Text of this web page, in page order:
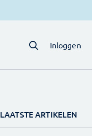
Inloggen
LAATSTE ARTIKELEN